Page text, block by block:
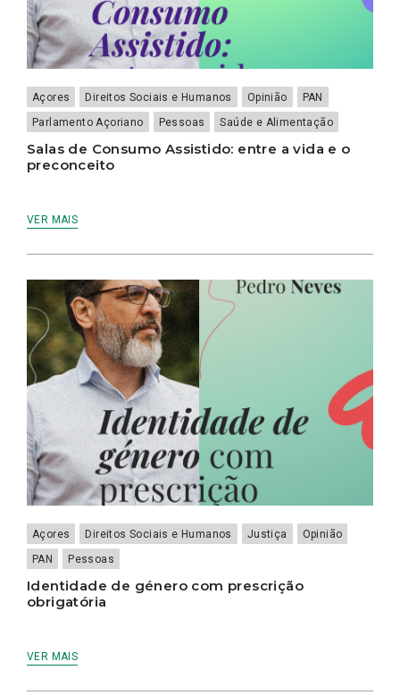
Açores Direitos Sociais e Humanos Opinião
PAN
Parlamento Açoriano
Pessoas Saúde e Alimentação
Salas de Consumo Assistido: entre a vida e o
preconceito
VER MAIS
Açores Direitos Sociais e Humanos Justiça
Opinião
PAN
Pessoas
Identidade de género com prescrição
obrigatória
VER MAIS